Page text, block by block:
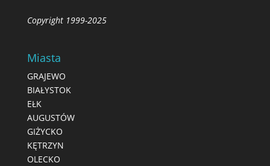
Copyright 1999-2025
Miasta
GRAJEWO
BIAŁYSTOK
EŁK
AUGUSTÓW
GIŻYCKO
KĘTRZYN
OLECKO